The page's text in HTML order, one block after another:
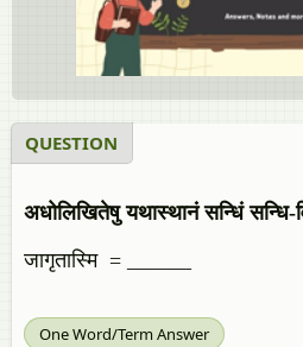
QUESTION
अधोलिखितेषु यथास्थानं सन्धिं
जागृतास्मि = ______
One Word/Term Answer